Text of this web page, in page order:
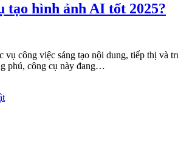
tạo hình ảnh AI tốt 2025?
công việc sáng tạo nội dung, tiếp thị
phú, công cụ này đang…